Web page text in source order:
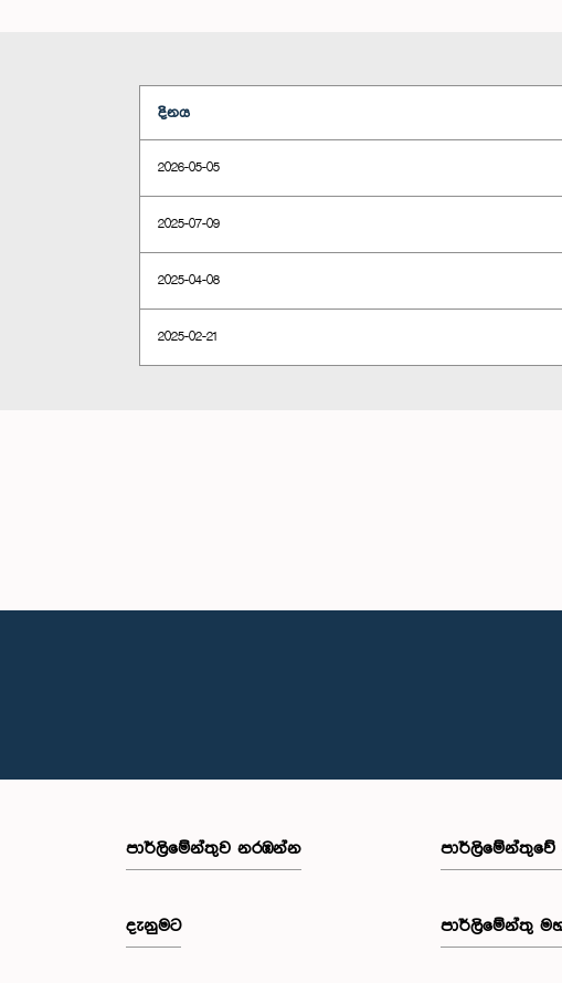
දිනය
2026-05-05
2025-07-09
2025-04-08
2025-02-21
පාර්ලි‌මේන්තුව නරඹන්න
දැනුමට පාර්ලිමේන්තු